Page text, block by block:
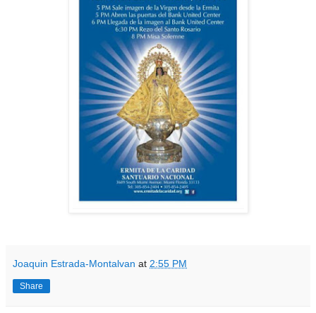
Joaquin Estrada-Montalvan at 2:55 PM
Share